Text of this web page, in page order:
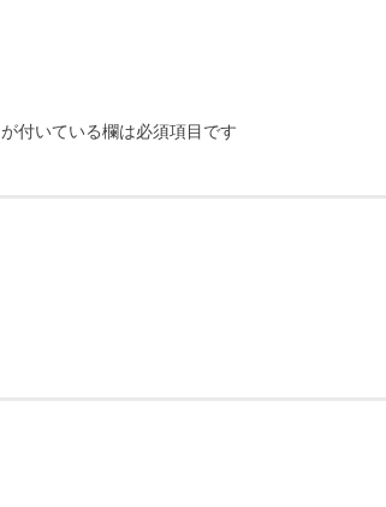
が付いている欄は必須項目です